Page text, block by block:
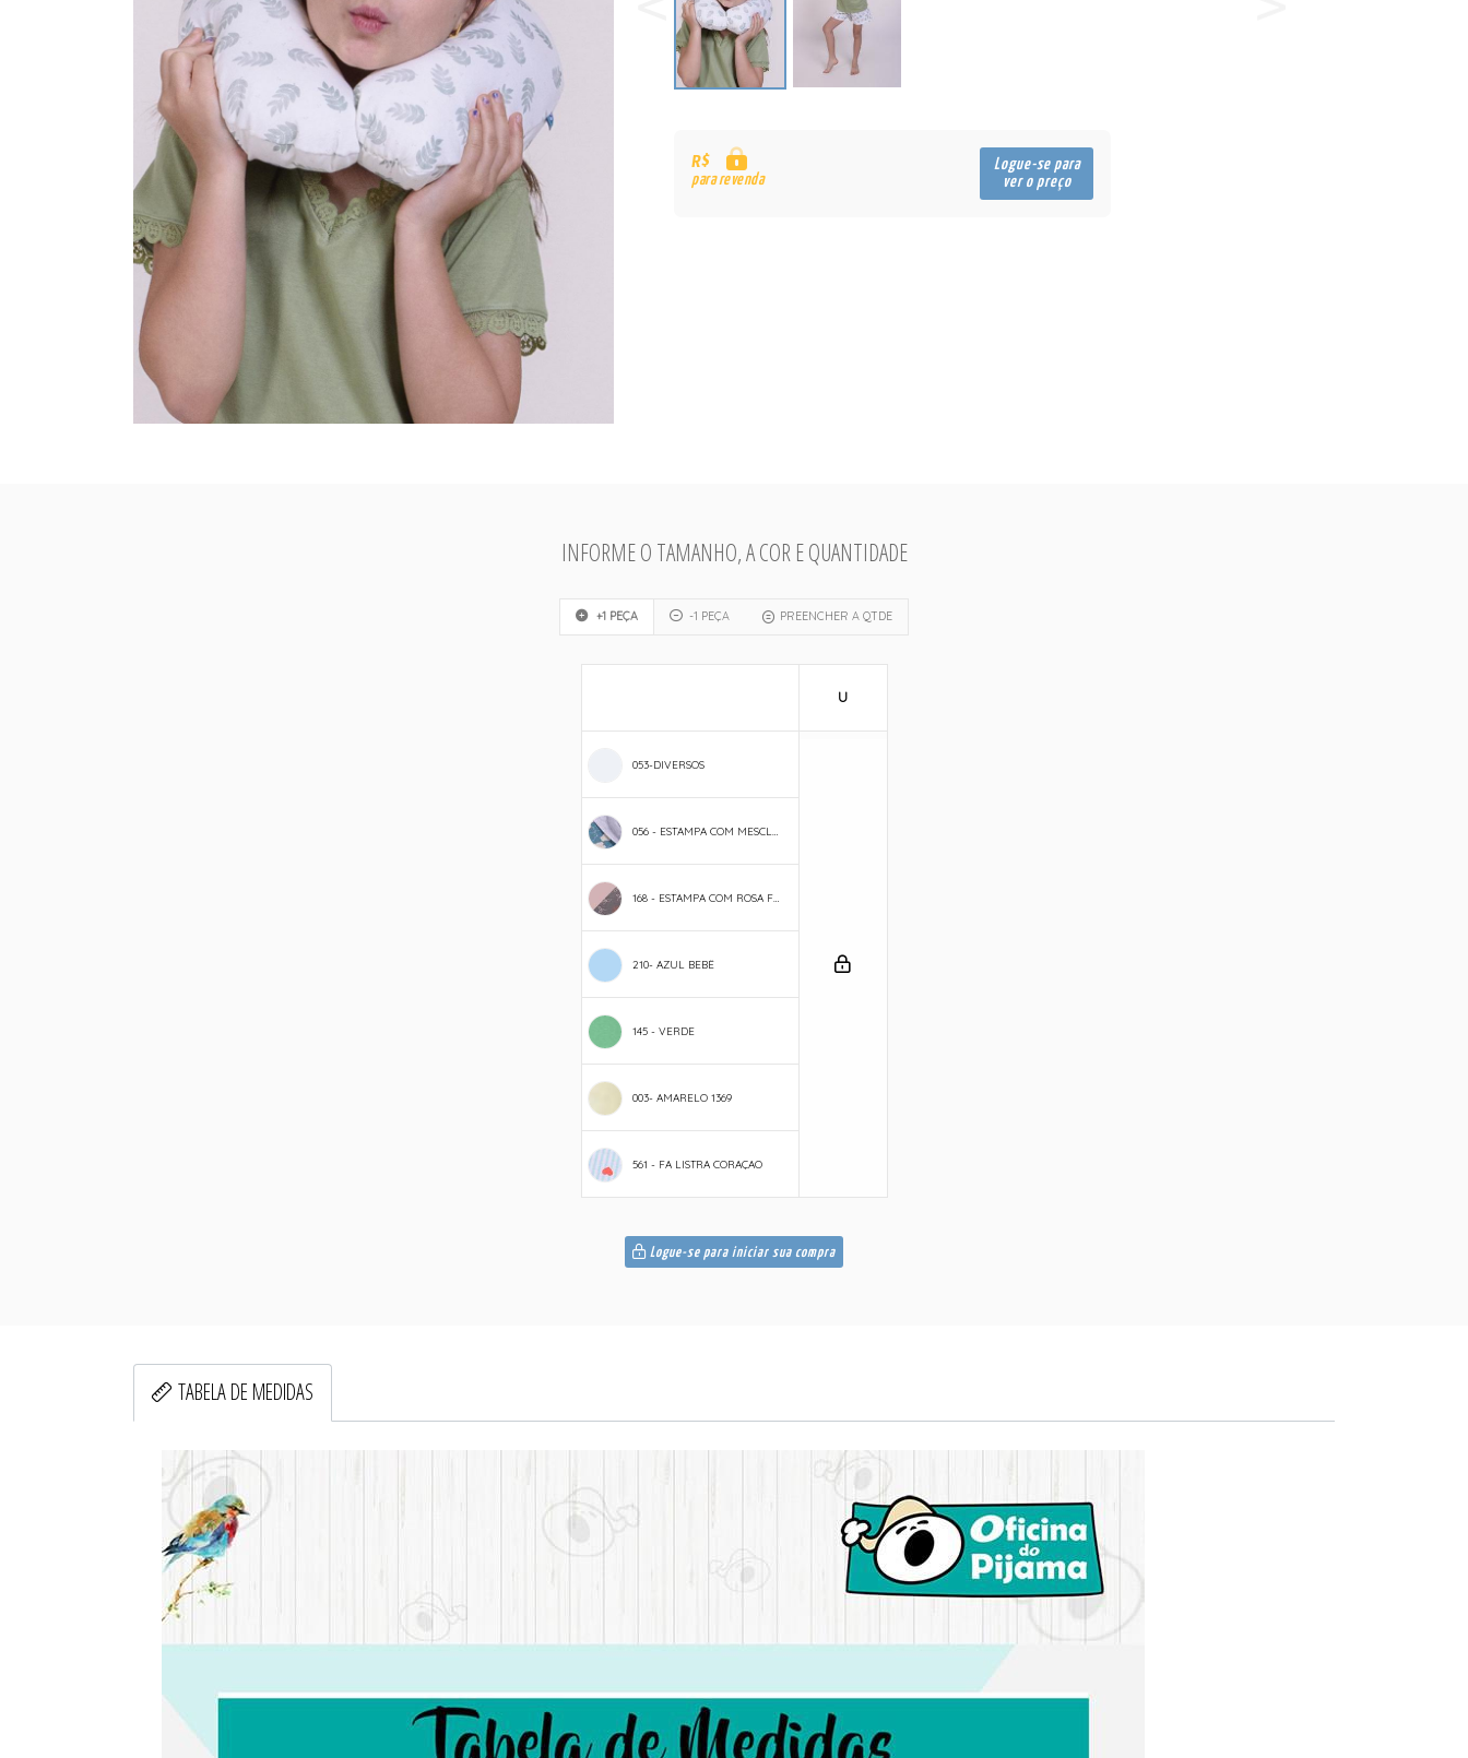
R$
para revenda
Logue-se para
ver o preço
INFORME O TAMANHO, A COR E QUANTIDADE
+1 PEÇA -1 PEÇA PREENCHER A QTDE
053-DIVERSOS
168 - ESTAMPA COM ROSA FA LAÇO
210- AZUL BEBÊ
145 - VERDE
003- AMARELO 1369
561 - FA LISTRA CORAÇAO
U
Logue-se para iniciar sua compra
TABELA DE MEDIDAS